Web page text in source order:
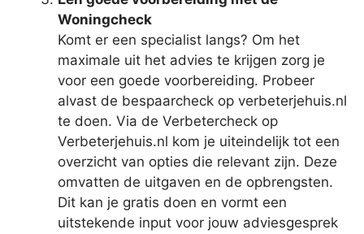
Woningcheck
Komt er een specialist langs? Om het
maximale uit het advies te krijgen zorg je
voor een goede voorbereiding. Probeer
alvast de bespaarcheck op verbeterjehuis.nl
te doen. Via de Verbetercheck op
Verbeterjehuis.nl kom je uiteindelijk tot een
overzicht van opties die relevant zijn. Deze
omvatten de uitgaven en de opbrengsten.
Dit kan je gratis doen en vormt een
uitstekende input voor jouw adviesgesprek